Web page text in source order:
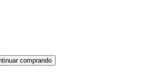
comprando